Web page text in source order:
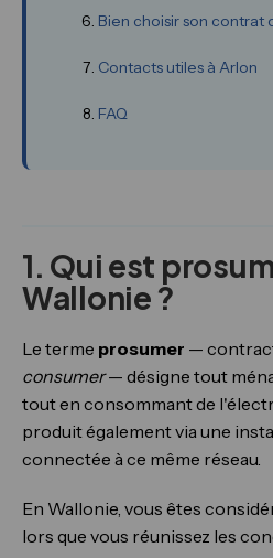
Bien choisir son contrat
Contacts utiles à Arlon
FAQ
1. Qui est
Wallonie ?
Le terme prosumer —
consumer— désigne tout
tout en consommant de
produit également via une
connectée à ce même réseau.
En Wallonie, vous êtes
lors que vous réunissez les